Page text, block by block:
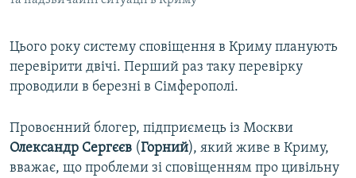
Цього року систему сповіщення в Криму планують
перевірити двічі. Перший раз таку перевірку
проводили в березні в Сімферополі.
Провоєнний блогер, підприємець із Москви
Олександр Сергєєв (Горний), який живе в Криму,
вважає, що проблеми зі сповіщенням про цивільну